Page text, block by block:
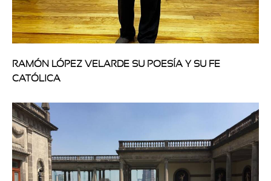
RAMÓN LÓPEZ VELARDE SU POESÍA Y SU FE
CATÓLICA